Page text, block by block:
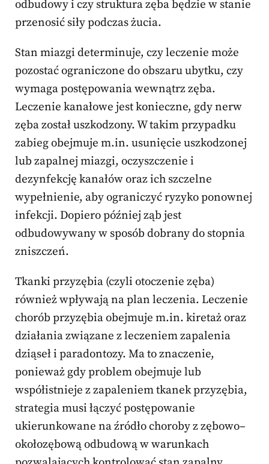
odbudowy i czy struktura zęba będzie w stanie
przenosić siły podczas żucia.
Stan miazgi determinuje, czy leczenie może
pozostać ograniczone do obszaru ubytku, czy
wymaga postępowania wewnątrz zęba.
Leczenie kanałowe jest konieczne, gdy nerw
zęba został uszkodzony. W takim przypadku
zabieg obejmuje m.in. usunięcie uszkodzonej
lub zapalnej miazgi, oczyszczenie i
dezynfekcję kanałów oraz ich szczelne
wypełnienie, aby ograniczyć ryzyko ponownej
infekcji. Dopiero później ząb jest
odbudowywany w sposób dobrany do stopnia
zniszczeń.
Tkanki przyzębia (czyli otoczenie zęba)
również wpływają na plan leczenia. Leczenie
chorób przyzębia obejmuje m.in. kiretaż oraz
działania związane z leczeniem zapalenia
dziąseł i paradontozy. Ma to znaczenie,
ponieważ gdy problem obejmuje lub
współistnieje z zapaleniem tkanek przyzębia,
strategia musi łączyć postępowanie
ukierunkowane na źródło choroby z zębowo–
okołozębową odbudową w warunkach